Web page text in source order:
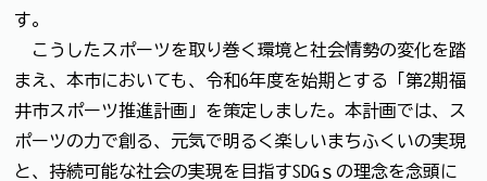
す。
こうしたスポーツを取り巻く環境と社会情勢の変化を踏
まえ、本市においても、令和6年度を始期とする「第2期福
井市スポーツ推進計画」を策定しました。本計画では、ス
ポーツの力で創る、元気で明るく楽しいまちふくいの実現
と、持続可能な社会の実現を目指すSDGｓの理念を念頭に